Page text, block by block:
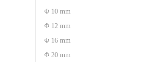
Φ 10 mm
Φ 12 mm
Φ 16 mm
Φ 20 mm